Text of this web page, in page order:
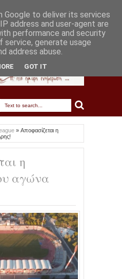
» Αποφασίζεται η
η
αγώνα
Google to deliver its services
address and user-agent are
performance and security
generate usage
address abuse.
GOT IT